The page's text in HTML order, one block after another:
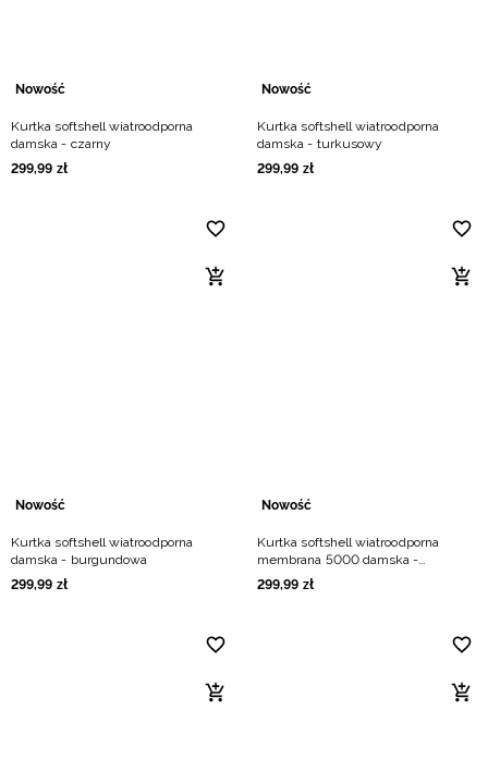
Nowość
Kurtka softshell wiatroodporna
damska - czarny
299,99 zł
Nowość
Kurtka softshell wiatroodporna
damska - turkusowy
299,99 zł
Nowość
Kurtka softshell wiatroodporna
damska - burgundowa
299,99 zł
Nowość
Kurtka softshell wiatroodporna
membrana 5000 damska -
granatowa
299,99 zł